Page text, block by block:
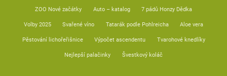
ZOO Nové začátky Auto – katalog 7 pádů Honzy Dědka
Volby 2025 Svařené víno Tatarák podle Pohlreicha Aloe vera
Pěstování lichořeřišnice Výpočet ascendentu Tvarohové knedlíky
Nejlepší palačinky Švestkový koláč